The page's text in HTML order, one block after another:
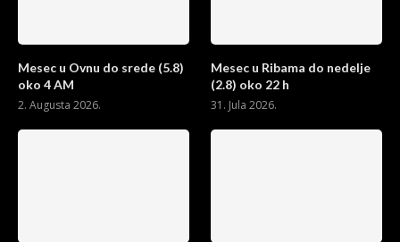
Mesec u Ovnu do srede (5.8)
oko 4 AM
2. Augusta 2026.
Mesec u Ribama do nedelje
(2.8) oko 22 h
31. Jula 2026.